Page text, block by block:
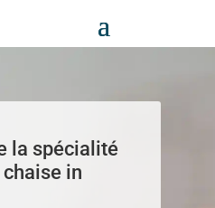
la spécialité
in